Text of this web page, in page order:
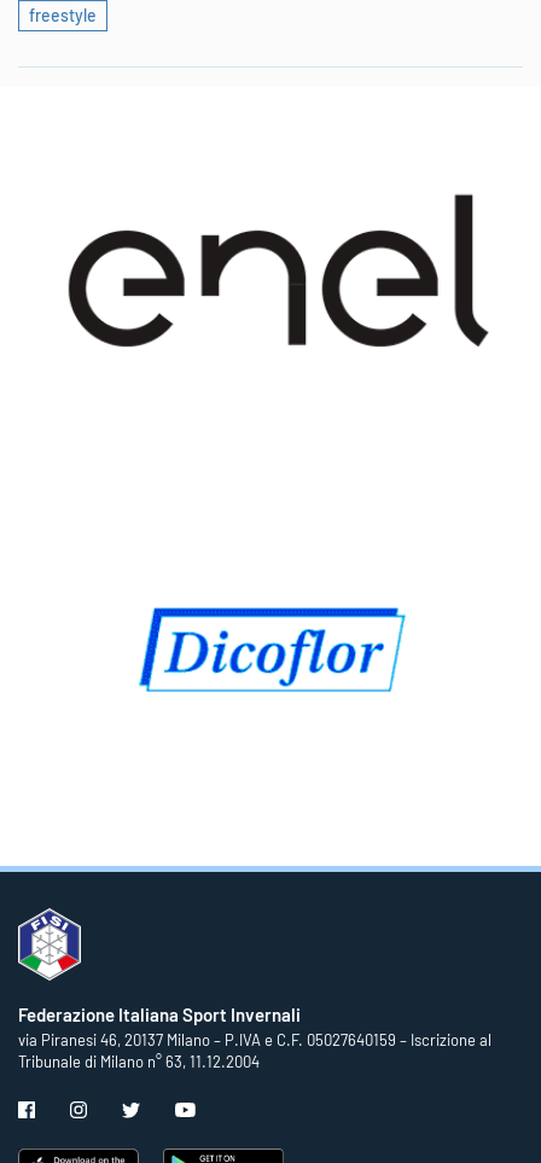
freestyle
Federazione Italiana Sport Invernali
via Piranesi 46, 20137 Milano – P.IVA e C.F. 05027640159 – Iscrizione al
Tribunale di Milano n° 63, 11.12.2004